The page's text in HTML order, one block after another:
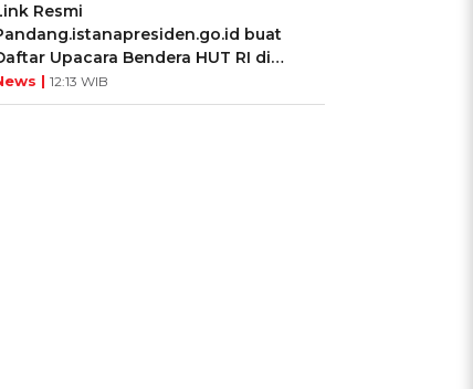
Resmi
buat
Upacara Bendera HUT RI di
Negara
| 12:13 WIB